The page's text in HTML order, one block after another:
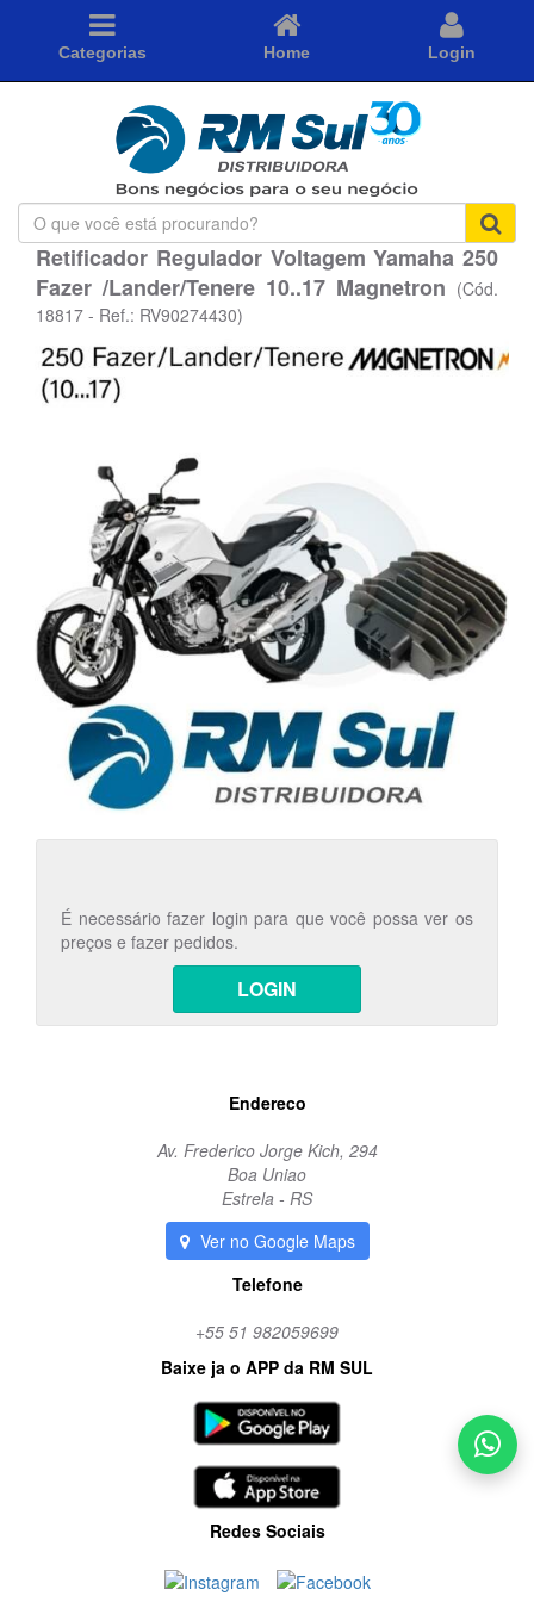
Categorias Home Login
O
que
você
está
procurando?
Retificador Regulador Voltagem Yamaha 250
Fazer /Lander/Tenere 10..17 Magnetron (Cód.
18817 - Ref.: RV90274430)
É necessário fazer login para que você possa ver os
preços e fazer pedidos.
LOGIN
Endereco
Av. Frederico Jorge Kich, 294
Boa Uniao
Estrela - RS
Ver no Google Maps
Telefone
+55 51 982059699
Baixe ja o APP da RM SUL
Redes Sociais